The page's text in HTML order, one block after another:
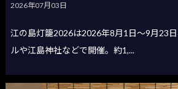
2026年07月03日
江の島灯籠2026は2026年8月1日〜9月23
ルや江島神社などで開催。約1,...